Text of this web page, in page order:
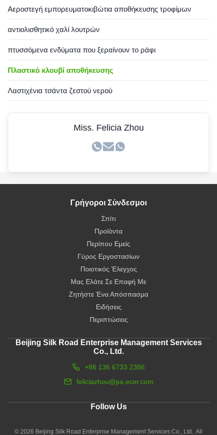
Αεροστεγή εμπορευματοκιβώτια αποθήκευσης τροφίμων
αντιολισθητικό χαλί λουτρών
πτυσσόμενα ενδύματα που ξεραίνουν το ράφι
Πλαστικό κλουβί αποθήκευσης
Λαστιχένια τσάντα ζεστού νερού
Miss. Felicia Zhou
Γρήγοροι Σύνδεσμοι
Σπίτι
Προϊόντα
Περίπου Εμείς
Γύρος Εργοστασίων
Ποιοτικός Έλεγχος
Μας Ελάτε Σε Επαφή Με
Ζητήστε Ένα Απόσπασμα
Ειδήσεις
Περιπτώσεις
Beijing Silk Road Enterprise Management Services
Co., Ltd.
+86 136 6733 2386
feliciazhou@pa.ecer.com
Follow Us
© 2026 Beijing Silk Road Enterprise Management Services Co., Ltd.. All